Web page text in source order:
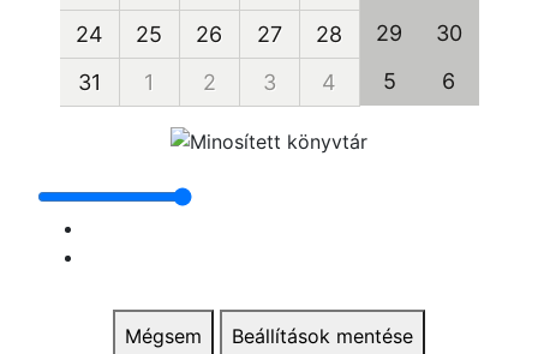
24
25 26 27 28 29
30
31
1 2 3 4 5 6
Mégsem Beállítások mentése